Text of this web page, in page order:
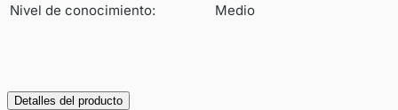
Nivel de conocimiento:
Medio
Detalles del producto